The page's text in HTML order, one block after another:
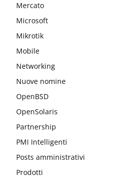
Mercato
Microsoft
Mikrotik
Mobile
Networking
Nuove nomine
OpenBSD
OpenSolaris
Partnership
PMI Intelligenti
Posts amministrativi
Prodotti